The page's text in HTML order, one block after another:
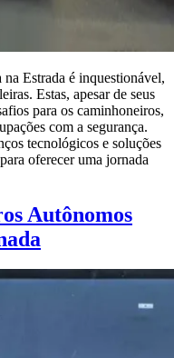
Estrada é inquestionável,
Estas, apesar de seus
para os caminhoneiros,
com a segurança.
tecnológicos e soluções
oferecer uma jornada
Autônomos